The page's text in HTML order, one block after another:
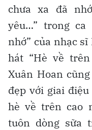
chưa xa đã
yêu…” trong ca
nhớ” của nhạc
hát “Hè về
Xuân Hoan
đẹp với giai
hè về trên cao
tuôn dòng sữa